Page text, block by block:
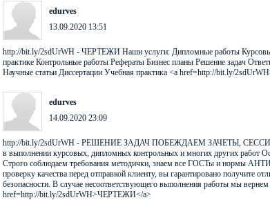
edurves
13.09.2020 13:51
http://bit.ly/2sdUrWH - ЧЕРТЕЖИ Наши услуги: Дипломные работы
практике Контрольные работы Рефераты Бизнес планы Решение задач
Научные статьи Диссертации Учебная практика <a href=http://bit.ly/
edurves
14.09.2020 23:09
http://bit.ly/2sdUrWH - РЕШЕНИЕ ЗАДАЧ ПОБЕЖДАЕМ ЗАЧЕТЫ,
в выполнении курсовых, дипломных контрольных и многих других работ
Строго соблюдаем требования методички, знаем все ГОСТы и нормы
проверку качества перед отправкой клиенту, вы гарантировано получите
безопасности. В случае несоответствующего выполнения работы мы
href=http://bit.ly/2sdUrWH>ЧЕРТЕЖИ</a>